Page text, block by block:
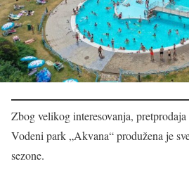
Zbog velikog interesovanja,
Vodeni park „Akvana“ produžena je
sezone.